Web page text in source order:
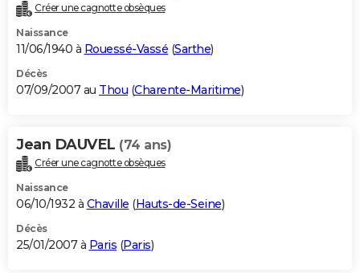
Créer une cagnotte obsèques
Naissance
11/06/1940 à Rouessé-Vassé (Sarthe)
Décès
07/09/2007 au Thou (Charente-Maritime)
Jean DAUVEL (74 ans)
Créer une cagnotte obsèques
Naissance
06/10/1932 à Chaville (Hauts-de-Seine)
Décès
25/01/2007 à Paris (Paris)